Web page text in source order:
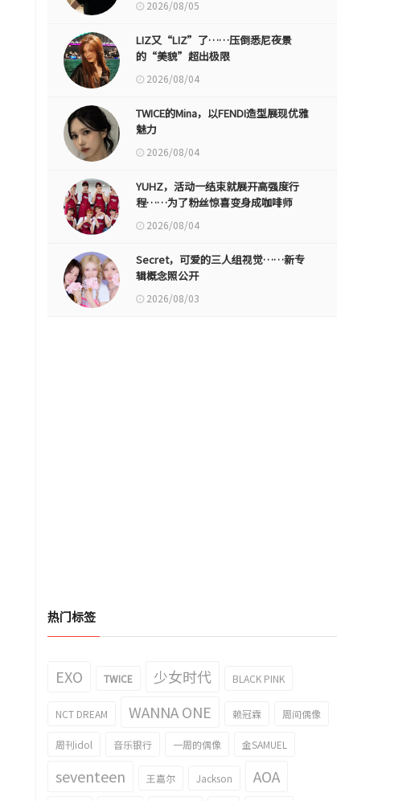
2026/08/05
LIZ又“LIZ”了……压倒悉尼夜景
的“美貌”超出极限
2026/08/04
TWICE的Mina，以FENDI造型展现优雅
魅力
2026/08/04
YUHZ，活动一结束就展开高强度行
程……为了粉丝惊喜变身成咖啡师
2026/08/04
Secret，可爱的三人组视觉……新专
辑概念照公开
2026/08/03
热门标签
EXO TWICE 少女时代 BLACK PINK
NCT DREAM WANNA ONE 赖冠霖 周间偶像
周刊idol 音乐银行 一周的偶像 金SAMUEL
seventeen 王嘉尔 Jackson AOA